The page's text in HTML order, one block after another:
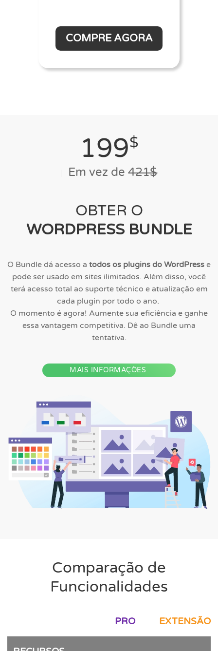
COMPRE AGORA
199$
Em vez de421$
OBTER O
WORDPRESS BUNDLE
O Bundle dá acesso a todos os plugins do WordPress e
pode ser usado em sites ilimitados. Além disso, você
terá acesso total ao suporte técnico e atualização em
cada plugin por todo o ano.
O momento é agora! Aumente sua eficiência e ganhe
essa vantagem competitiva. Dê ao Bundle uma
tentativa.
MAIS INFORMAÇÕES
Comparação de
Funcionalidades
PRO EXTENSÃO